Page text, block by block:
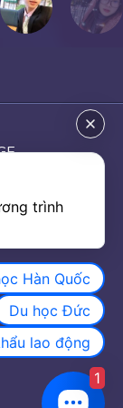
MAP
trình
Hàn Quốc
Du học Đức
lao động
1